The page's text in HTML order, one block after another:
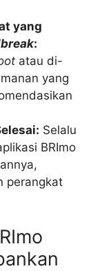
yang
:
atau di-
yang
Selalu
BRImo
perangkat